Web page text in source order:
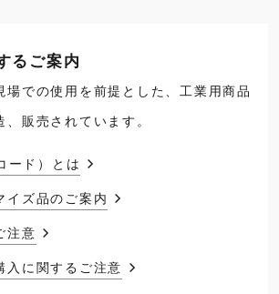
るご案内
場での使用を前提とした、工業用商品
販売されています。
ード）とは
イズ品のご案内
注意
入に関するご注意